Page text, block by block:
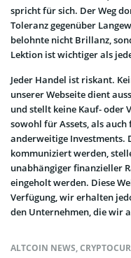
spricht für sich. Der Weg
Toleranz gegenüber
belohnte nicht Brillanz,
Lektion ist wichtiger als
Jeder Handel ist riskant.
unserer Webseite dient
und stellt keine Kauf- oder
sowohl für Assets, als
anderweitige Investments.
kommuniziert werden,
unabhängiger finanzieller
eingeholt werden. Diese
Verfügung, wir erhalten
den Unternehmen, die wir
ALTCOIN NEWS,